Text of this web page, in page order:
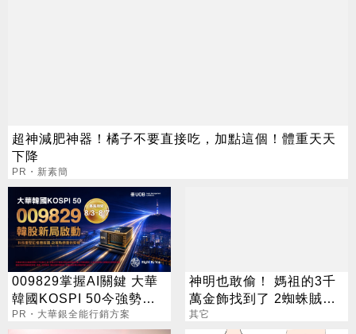
超神減肥神器！橘子不要直接吃，加點這個！體重天天
下降
PR・新素簡
009829掌握AI關鍵 大華
韓國KOSPI 50今強勢開
募
PR・大華銀全能行銷方案
神明也敢偷！ 媽祖的3千
萬金飾找到了 2蜘蛛賊全
遭逮
其它